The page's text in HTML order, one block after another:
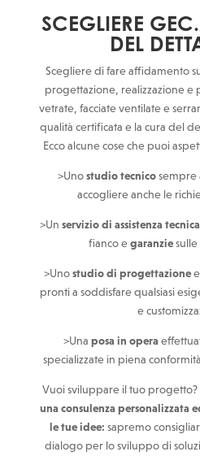
SCEGLIERE
DEL
Scegliere di fare affidamento
progettazione, realizzazione e
vetrate, facciate ventilate e
qualità certificata e la cura del
Ecco alcune cose che puoi
>Unostudio tecnicosempre
accogliere anche le
>Un servizio di assistenza tecnica
fianco egaranziesulle
>Unostudio di progettazione
pronti a soddisfare qualsiasi
e
>Una posa in opera
specializzate in piena
Vuoi sviluppare il tuo progetto?
una consulenza personalizzata
le tue idee: sapremo
dialogo per lo sviluppo di